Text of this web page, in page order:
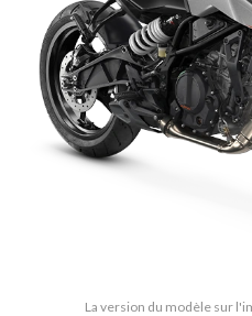
La version du modèle sur